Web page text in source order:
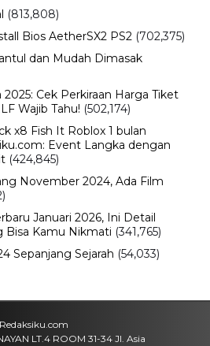
(813,808)
Bios AetherSX2 PS2 (702,375)
dan Mudah Dimasak
Cek Perkiraan Harga Tiket
Wajib Tahu! (502,174)
x8 Fish It Roblox 1 bulan
Event Langka dengan
(424,845)
November 2024, Ada Film
Januari 2026, Ini Detail
Bisa Kamu Nikmati (341,765)
Sepanjang Sejarah (54,033)
Redaksiku.com
LT.4 ROOM 31-34 Jl. Asia